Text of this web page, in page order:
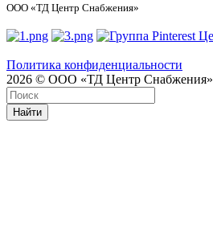
ООО «ТД Центр Снабжения»
Политика конфиденциальности
2026 © ООО «ТД Центр Снабжения»
Найти